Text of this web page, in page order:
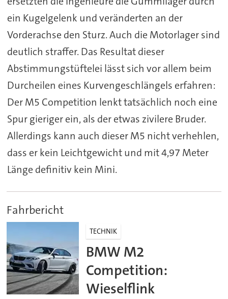
ein Kugelgelenk und veränderten an der
Vorderachse den Sturz. Auch die Motorlager sind
deutlich straffer. Das Resultat dieser
Abstimmungstüftelei lässt sich vor allem beim
Durcheilen eines Kurvengeschlängels erfahren:
Der M5 Competition lenkt tatsächlich noch eine
Spur gieriger ein, als der etwas zivilere Bruder.
Allerdings kann auch dieser M5 nicht verhehlen,
dass er kein Leichtgewicht und mit 4,97 Meter
Länge definitiv kein Mini.
Fahrbericht
TECHNIK
BMW M2
Competition:
Wieselflink